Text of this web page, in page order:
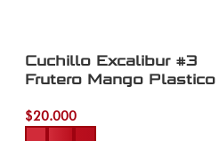
Cuchillo Excalibur #3
Frutero Mango Plastico
$20.000